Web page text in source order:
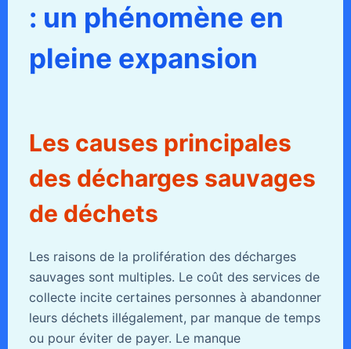
: un phénomène en
pleine expansion
Les causes principales
des décharges sauvages
de déchets
Les raisons de la prolifération des décharges
sauvages sont multiples. Le coût des services de
collecte incite certaines personnes à abandonner
leurs déchets illégalement, par manque de temps
ou pour éviter de payer. Le manque